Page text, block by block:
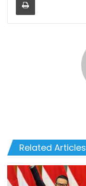
Related Articles